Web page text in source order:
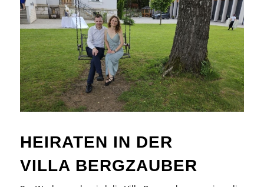
HEIRATEN IN DER
VILLA BERGZAUBER